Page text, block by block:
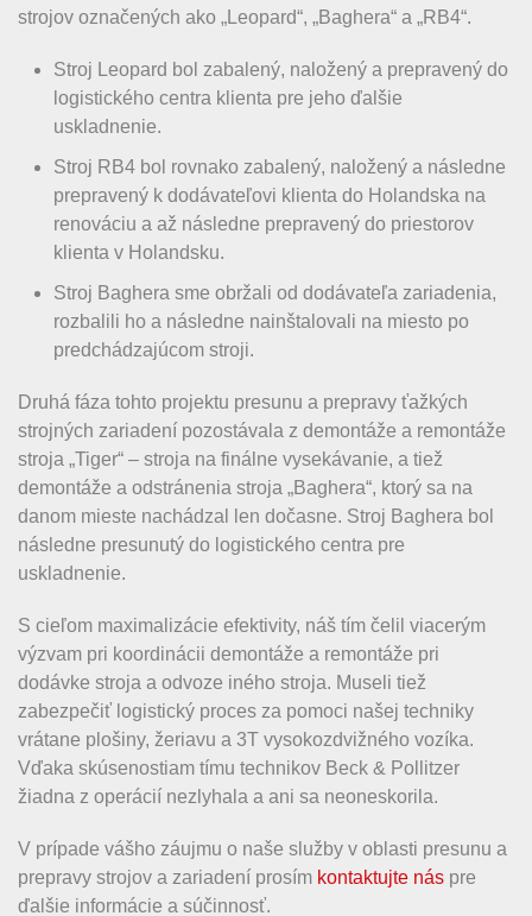
strojov označených ako „Leopard“, „Baghera“ a „RB4“.
Stroj Leopard bol zabalený, naložený a prepravený do
logistického centra klienta pre jeho ďalšie
uskladnenie.
Stroj RB4 bol rovnako zabalený, naložený a následne
prepravený k dodávateľovi klienta do Holandska na
renováciu a až následne prepravený do priestorov
klienta v Holandsku.
Stroj Baghera sme obržali od dodávateľa zariadenia,
rozbalili ho a následne nainštalovali na miesto po
predchádzajúcom stroji.
Druhá fáza tohto projektu presunu a prepravy ťažkých
strojných zariadení pozostávala z demontáže a remontáže
stroja „Tiger“ – stroja na finálne vysekávanie, a tiež
demontáže a odstránenia stroja „Baghera“, ktorý sa na
danom mieste nachádzal len dočasne. Stroj Baghera bol
následne presunutý do logistického centra pre
uskladnenie.
S cieľom maximalizácie efektivity, náš tím čelil viacerým
výzvam pri koordinácii demontáže a remontáže pri
dodávke stroja a odvoze iného stroja. Museli tiež
zabezpečiť logistický proces za pomoci našej techniky
vrátane plošiny, žeriavu a 3T vysokozdvižného vozíka.
Vďaka skúsenostiam tímu technikov Beck & Pollitzer
žiadna z operácií nezlyhala a ani sa neoneskorila.
V prípade vášho záujmu o naše služby v oblasti presunu a
prepravy strojov a zariadení prosím kontaktujte nás pre
ďalšie informácie a súčinnosť.